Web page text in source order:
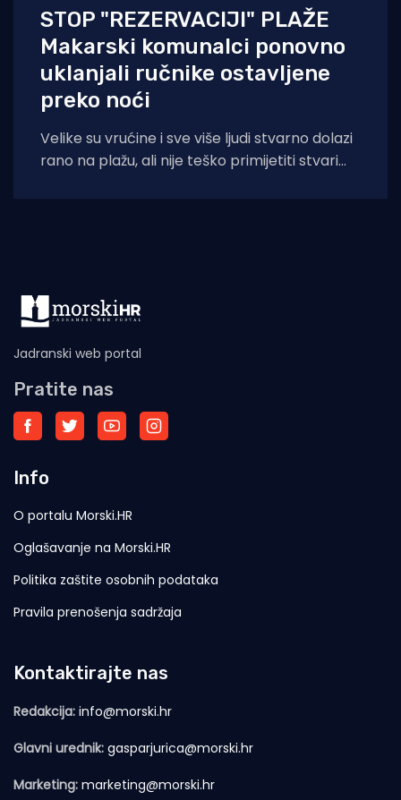
STOP "REZERVACIJI" PLAŽE
Makarski komunalci ponovno
uklanjali ručnike ostavljene
preko noći
Velike su vrućine i sve više ljudi stvarno dolazi
rano na plažu, ali nije teško primijetiti stvari
Jadranski web portal
Pratite nas
Info
O portalu Morski.HR
Oglašavanje na Morski.HR
Politika zaštite osobnih podataka
Pravila prenošenja sadržaja
Kontaktirajte nas
Redakcija: info@morski.hr
Glavni urednik: gasparjurica@morski.hr
Marketing: marketing@morski.hr